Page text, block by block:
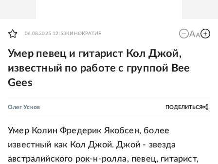
06.08.2025 12:53 КИНОКРАТИЯ
Умер певец и гитарист Кол Джой,
известный по работе с группой Bee
Gees
Олег Усков ПОДЕЛИТЬСЯ
Умер Колин Фредерик Якобсен, более
известный как Кол Джой. Джой - звезда
австралийского рок-н-ролла, певец, гитарист,